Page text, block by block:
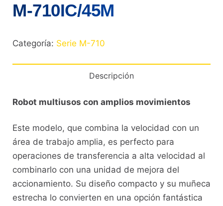
M-710IC/45M
Categoría: Serie M-710
Descripción
Robot multiusos con amplios movimientos
Este modelo, que combina la velocidad con un
área de trabajo amplia, es perfecto para
operaciones de transferencia a alta velocidad al
combinarlo con una unidad de mejora del
accionamiento. Su diseño compacto y su muñeca
estrecha lo convierten en una opción fantástica